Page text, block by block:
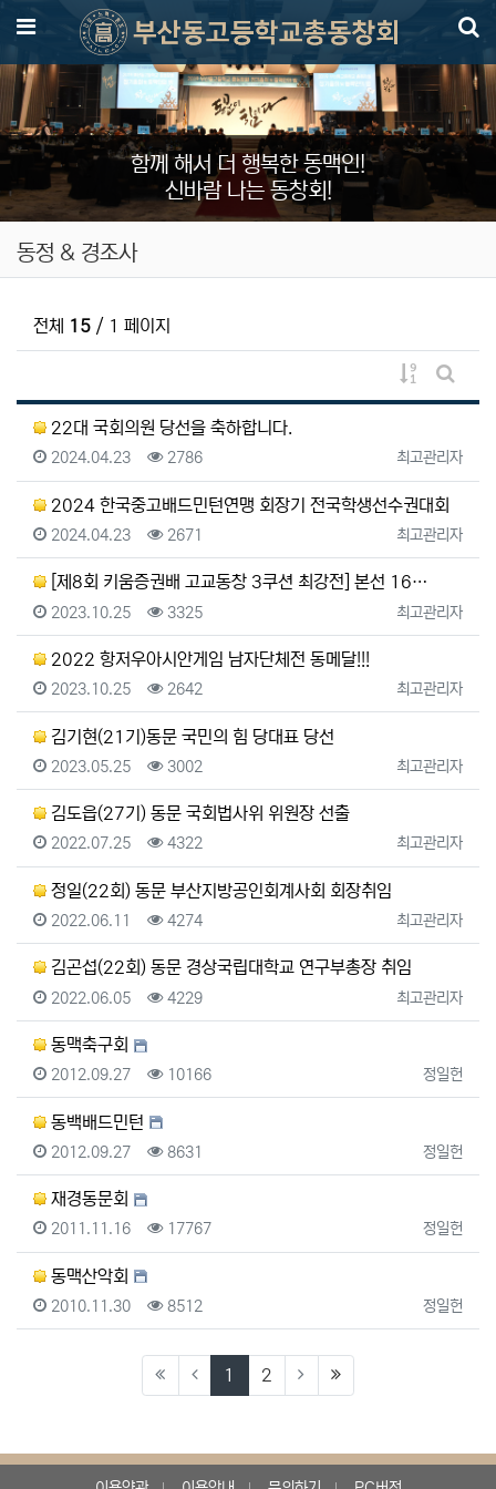
함께 해서 더 행복한 동맥인!
신바람 나는 동창회!
메뉴
동정 & 경조사
전체 15 / 1 페이지
게시물 정렬
게시판
22대 국회의원 당선을 축하합니다.
등록자
최고관리자
등록일
2024.04.23 조회
2786
2024 한국중고배드민턴연맹 회장기 전국학생선수권대회
등록자
최고관리자
등록일
2024.04.23 조회
2671
[제8회 키움증권배 고교동창 3쿠션 최강전] 본선 16…
등록자
최고관리자
등록일
2023.10.25 조회
3325
2022 항저우아시안게임 남자단체전 동메달!!!
등록자
최고관리자
등록일
2023.10.25 조회
2642
김기현(21기)동문 국민의 힘 당대표 당선
등록자
최고관리자
등록일
2023.05.25 조회
3002
김도읍(27기) 동문 국회법사위 위원장 선출
등록자
최고관리자
등록일
2022.07.25 조회
4322
정일(22회) 동문 부산지방공인회계사회 회장취임
등록자
최고관리자
등록일
2022.06.11 조회
4274
김곤섭(22회) 동문 경상국립대학교 연구부총장 취임
등록자
최고관리자
등록일
2022.06.05 조회
4229
동맥축구회
등록자
정일헌
등록일
2012.09.27 조회
10166
동백배드민턴
등록자
정일헌
등록일
2012.09.27 조회
8631
재경동문회
등록자
정일헌
등록일
2011.11.16 조회
17767
동맥산악회
등록자
정일헌
등록일
2010.11.30 조회
8512
1 (current)
2 (last)